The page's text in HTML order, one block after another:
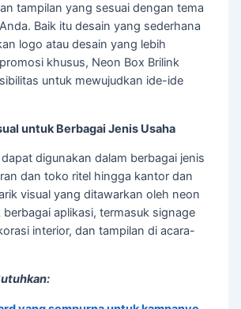
tampilan yang sesuai dengan tema
Baik itu desain yang sederhana
logo atau desain yang lebih
khusus, Neon Box Brilink
untuk mewujudkan ide-ide
untuk Berbagai Jenis Usaha
digunakan dalam berbagai jenis
dan toko ritel hingga kantor dan
visual yang ditawarkan oleh neon
aplikasi, termasuk signage
interior, dan tampilan di acara-